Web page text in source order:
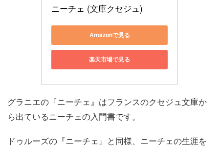
ニーチェ (文庫クセジュ)
Amazonで見る
楽天市場で見る
グラニエの『ニーチェ』はフランスのクセジュ文庫か
ら出ているニーチェの入門書です。
ドゥルーズの『ニーチェ』と同様、ニーチェの生涯を